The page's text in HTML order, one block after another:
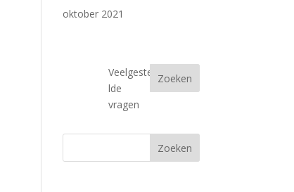
oktober 2021
Veelgeste
lde
vragen
Zoeken